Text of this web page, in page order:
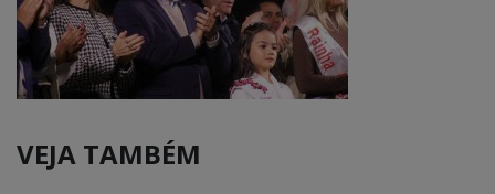
VEJA TAMBÉM